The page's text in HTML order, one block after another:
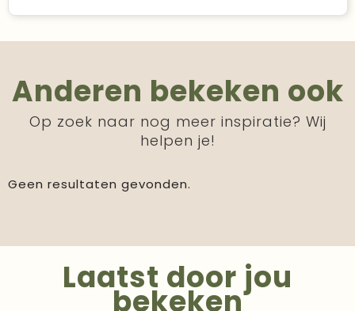
Anderen bekeken ook
Op zoek naar nog meer inspiratie? Wij
helpen je!
Geen resultaten gevonden.
Laatst door jou
bekeken